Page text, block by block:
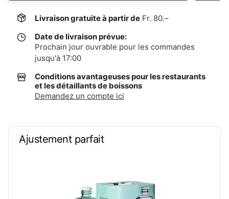
Livraison gratuite à partir de Fr. 80.–
Date de livraison prévue:
Prochain jour ouvrable pour les commandes
jusqu'à 17:00
Conditions avantageuses pour les restaurants
et les détaillants de boissons
Demandez un compte ici
Ajustement parfait